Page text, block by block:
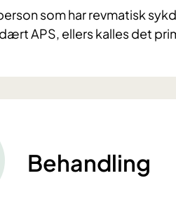
som har revmatisk
APS, ellers kalles det
Behandling